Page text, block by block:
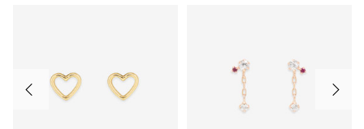
前の画像